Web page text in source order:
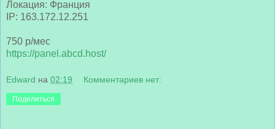
Локация: Франция
IP: 163.172.12.251
750 р/мес
https://panel.abcd.host/
Edward на 02:19 Комментариев нет:
Поделиться